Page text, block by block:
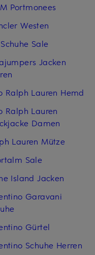
Portmonees
Westen
Sale
Jacken
Ralph Lauren Hemd
Ralph Lauren
Damen
Lauren Mütze
Sale
Island Jacken
Garavani
Gürtel
Schuhe Herren